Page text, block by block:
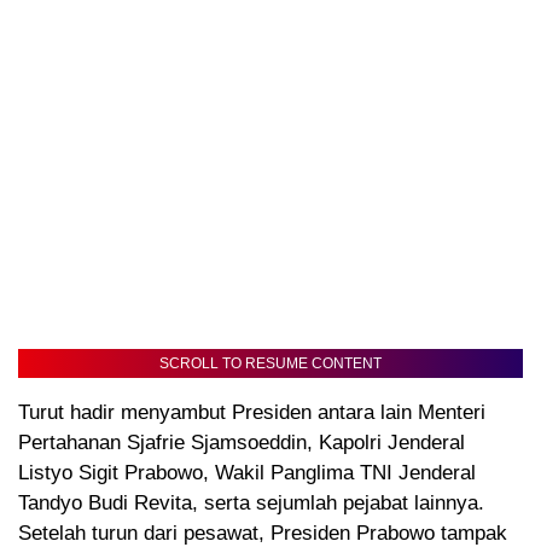
SCROLL TO RESUME CONTENT
Turut hadir menyambut Presiden antara lain Menteri
Pertahanan Sjafrie Sjamsoeddin, Kapolri Jenderal
Listyo Sigit Prabowo, Wakil Panglima TNI Jenderal
Tandyo Budi Revita, serta sejumlah pejabat lainnya.
Setelah turun dari pesawat, Presiden Prabowo tampak